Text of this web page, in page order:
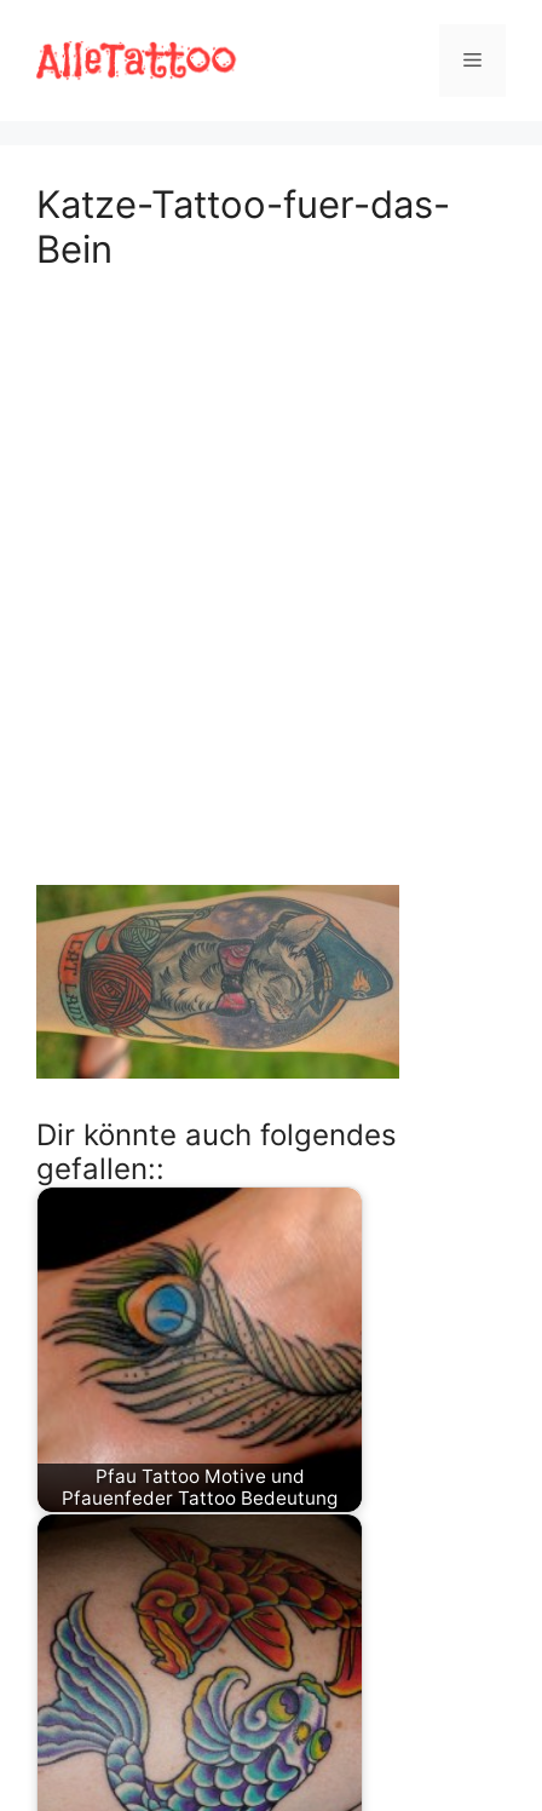
Inhalt
springen
Menü
Katze-Tattoo-fuer-das-
Bein
Dir könnte auch folgendes
gefallen::
Pfau Tattoo Motive und
Pfauenfeder Tattoo Bedeutung